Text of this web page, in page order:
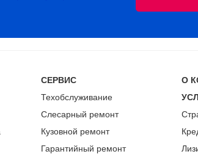
СЕРВИС
Техобслуживание
Слесарный ремонт
Кузовной ремонт
Гарантийный ремонт
О